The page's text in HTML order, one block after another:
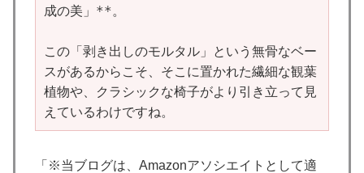
成の美」**。
この「剥き出しのモルタル」という無骨なベー
スがあるからこそ、そこに置かれた繊細な観葉
植物や、クラシックな椅子がより引き立って見
えているわけですね。
「※当ブログは、Amazonアソシエイトとして適